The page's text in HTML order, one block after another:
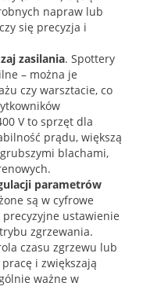
napraw lub
się precyzja i
zasilania. Spottery
– można je
czy warsztacie, co
V to sprzęt dla
prądu, większą
blachami,
parametrów
są w cyfrowe
ustawienie
zgrzewania.
czasu zgrzewu lub
i zwiększają
ważne w